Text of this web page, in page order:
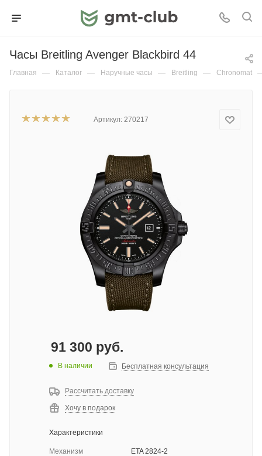
Часы Breitling Avenger Blackbird 44
Главная — Каталог — Наручные часы — Breitling — Chronomat
Артикул: 270217
91 300 руб.
В наличии Бесплатная консультация
Рассчитать доставку
Хочу в подарок
Характеристики
Механизм
ETA 2824-2